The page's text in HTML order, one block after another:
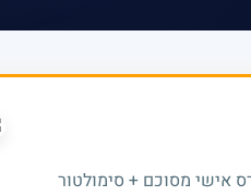
אישי מסוכם + סימולטור